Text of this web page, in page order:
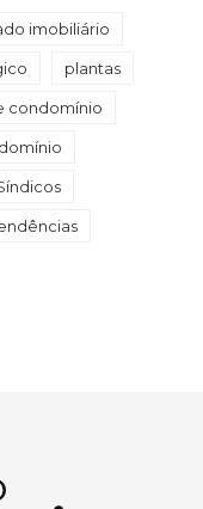
imobiliário
plantas
condomínio